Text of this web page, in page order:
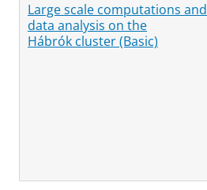
Large scale computations and
data analysis on the
Hábrók cluster (Basic)